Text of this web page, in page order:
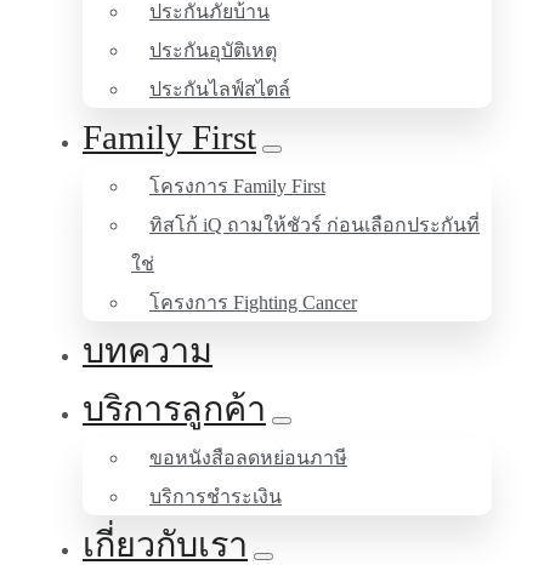
ประกันภัยบ้าน
ประกันอุบัติเหตุ
ประกันไลฟ์สไตล์
Family First
โครงการ Family First
ทิสโก้ iQ ถามให้ชัวร์ ก่อนเลือกประกันที่
ใช่
โครงการ Fighting Cancer
บทความ
บริการลูกค้า
ขอหนังสือลดหย่อนภาษี
บริการชำระเงิน
เกี่ยวกับเรา